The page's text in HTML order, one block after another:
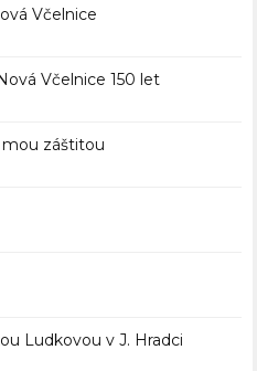
Včelnice
Včelnice 150 let
záštitou
Ludkovou v J. Hradci